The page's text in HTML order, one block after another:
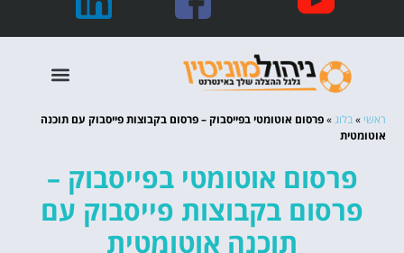
ראשי »בלוג»פרסום אוטומטי בפייסבוק – פרסום בקבוצות פייסבוק עם תוכנה
אוטומטית
פרסום אוטומטי בפייסבוק –
פרסום בקבוצות פייסבוק עם
תוכנה אוטומטית